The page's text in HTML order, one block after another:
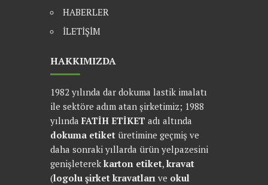
HABERLER
İLETİŞİM
HAKKIMIZDA
1982 yılında dar dokuma lastik imalatı
ile sektöre adım atan şirketimiz; 1988
yılında FATİH ETİKET adı altında
dokuma etiket üretimine geçmiş ve
daha sonraki yıllarda ürün yelpazesini
genişleterek karton etiket, kravat
(logolu şirket kravatları ve okul